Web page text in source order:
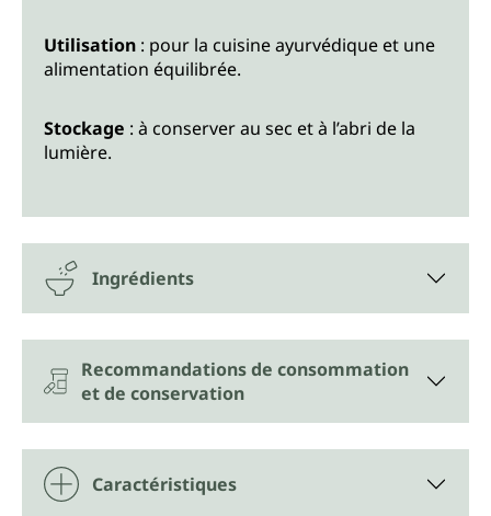
Utilisation : pour la cuisine ayurvédique et une
alimentation équilibrée.
Stockage : à conserver au sec et à l’abri de la
lumière.
Ingrédients
Recommandations de consommation
et de conservation
Caractéristiques